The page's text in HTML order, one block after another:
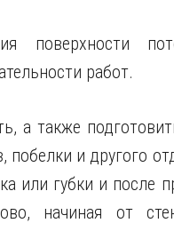
поверхности
работ.
а также
побелки и другого
или губки и после
начиная от